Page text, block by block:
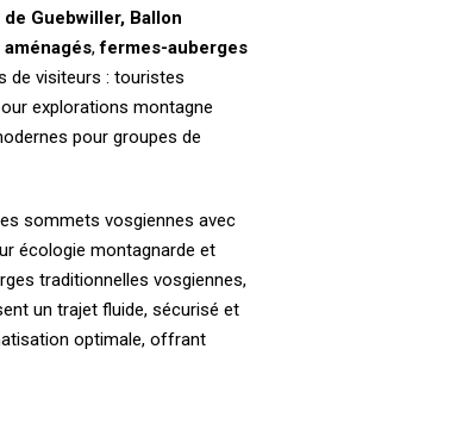
Guebwiller, Ballon
,fermes-auberges
de visiteurs : touristes
explorations montagne
pour groupes de
sommets vosgiennes avec
écologie montagnarde et
traditionnelles vosgiennes,
un trajet fluide, sécurisé et
optimale, offrant